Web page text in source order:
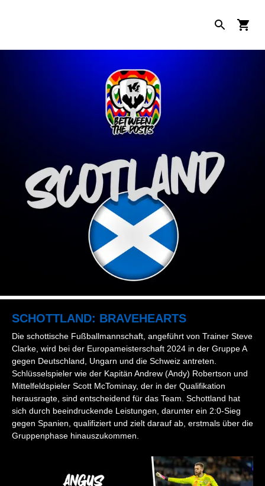
SCHOTTLAND: BRAVEHEARTS
Die schottische Fußballmannschaft, angeführt von Trainer Steve
Clarke, wird bei der Europameisterschaft 2024 in der Gruppe A
gegen Deutschland, Ungarn und die Schweiz antreten.
Schlüsselspieler wie der Kapitän Andrew (Andy) Robertson und
Mittelfeldspieler Scott McTominay, der in der Qualifikation
herausragte, sind entscheidend für das Team. Schottland hat
sich durch beeindruckende Leistungen, darunter ein 2:0-Sieg
gegen Spanien, qualifiziert und zielt darauf ab, erstmals über die
Gruppenphase hinauszukommen.